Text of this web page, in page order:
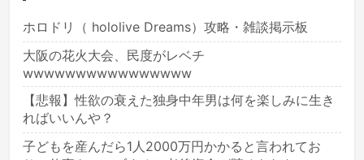
ホロドリ（ hololive Dreams）攻略・雑談掲示板
大阪の花火大会、民度がレベチ
wwwwwwwwwwwwwwww
【悲報】性欲の衰えた独身中年男は何を楽しみに生き
ればいいんや？
子どもを産んだら1人2000万円かかると言われてお